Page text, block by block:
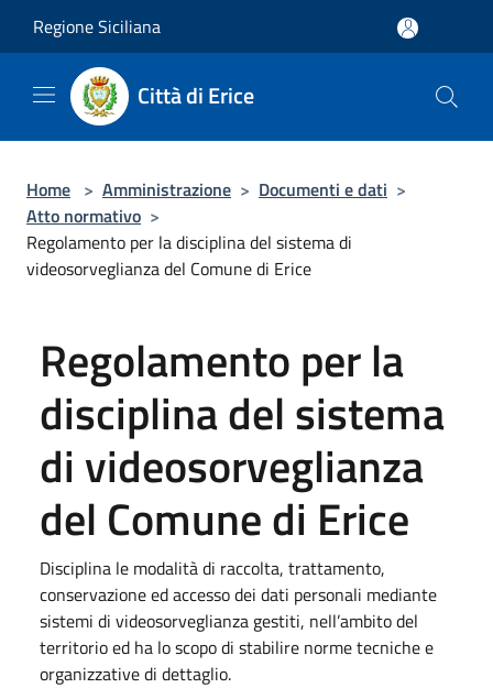
Regione Siciliana
Città di Erice
Home > Amministrazione > Documenti e dati >
Atto normativo >
Regolamento per la disciplina del sistema di
videosorveglianza del Comune di Erice
Regolamento per la
disciplina del sistema
di videosorveglianza
del Comune di Erice
Disciplina le modalità di raccolta, trattamento,
conservazione ed accesso dei dati personali mediante
sistemi di videosorveglianza gestiti, nell’ambito del
territorio ed ha lo scopo di stabilire norme tecniche e
organizzative di dettaglio.